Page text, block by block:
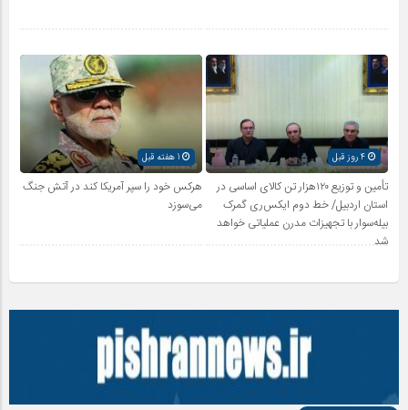
4 روز قبل
تأمین و توزیع ۱۲۰هزار تن کالای اساسی در
استان اردبیل/ خط دوم ایکس‌ری گمرک
بیله‌سوار با تجهیزات مدرن عملیاتی خواهد
شد
هرکس خود را سپر آمریکا کند در آتش جنگ
می‌سوزد